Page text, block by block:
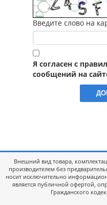
Введите слово на
Я согласен с
сообщений на
Внешний вид товара,
производителем без
носит исключительно
является публичной офертой,
Гражданского